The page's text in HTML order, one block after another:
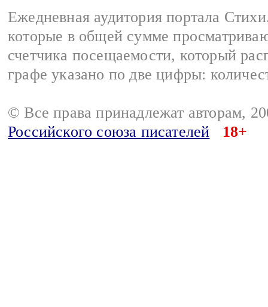
Ежедневная аудитория портала
которые в общей сумме
счетчика посещаемости, который
графе указано по две цифры:
© Все права принадлежат авторам,
Российского союза писателей
18+